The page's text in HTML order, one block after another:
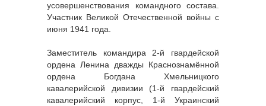
усовершенствования командного состава.
Участник Великой Отечественной войны с
июня 1941 года.
Заместитель командира 2-й гвардейской
ордена Ленина дважды Краснознамённой
ордена Богдана Хмельницкого
кавалерийской дивизии (1-й гвардейский
кавалерийский корпус, 1-й Украинский